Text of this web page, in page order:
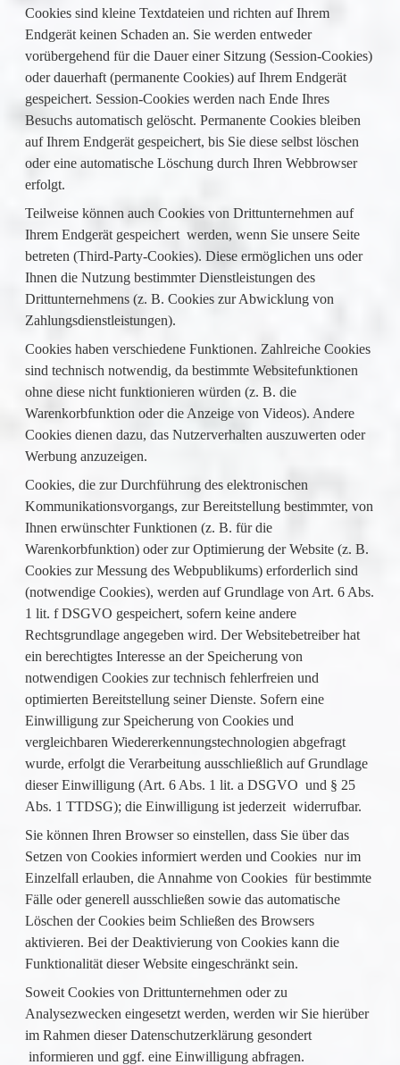
Cookies sind kleine Textdateien und richten auf Ihrem
Endgerät keinen Schaden an. Sie werden entweder
vorübergehend für die Dauer einer Sitzung (Session-Cookies)
oder dauerhaft (permanente Cookies) auf Ihrem Endgerät
gespeichert. Session-Cookies werden nach Ende Ihres
Besuchs automatisch gelöscht. Permanente Cookies bleiben
auf Ihrem Endgerät gespeichert, bis Sie diese selbst löschen
oder eine automatische Löschung durch Ihren Webbrowser
erfolgt.
Teilweise können auch Cookies von Drittunternehmen auf
Ihrem Endgerät gespeichert werden, wenn Sie unsere Seite
betreten (Third-Party-Cookies). Diese ermöglichen uns oder
Ihnen die Nutzung bestimmter Dienstleistungen des
Drittunternehmens (z. B. Cookies zur Abwicklung von
Zahlungsdienstleistungen).
Cookies haben verschiedene Funktionen. Zahlreiche Cookies
sind technisch notwendig, da bestimmte Websitefunktionen
ohne diese nicht funktionieren würden (z. B. die
Warenkorbfunktion oder die Anzeige von Videos). Andere
Cookies dienen dazu, das Nutzerverhalten auszuwerten oder
Werbung anzuzeigen.
Cookies, die zur Durchführung des elektronischen
Kommunikationsvorgangs, zur Bereitstellung bestimmter, von
Ihnen erwünschter Funktionen (z. B. für die
Warenkorbfunktion) oder zur Optimierung der Website (z. B.
Cookies zur Messung des Webpublikums) erforderlich sind
(notwendige Cookies), werden auf Grundlage von Art. 6 Abs.
1 lit. f DSGVO gespeichert, sofern keine andere
Rechtsgrundlage angegeben wird. Der Websitebetreiber hat
ein berechtigtes Interesse an der Speicherung von
notwendigen Cookies zur technisch fehlerfreien und
optimierten Bereitstellung seiner Dienste. Sofern eine
Einwilligung zur Speicherung von Cookies und
vergleichbaren Wiedererkennungstechnologien abgefragt
wurde, erfolgt die Verarbeitung ausschließlich auf Grundlage
dieser Einwilligung (Art. 6 Abs. 1 lit. a DSGVO und § 25
Abs. 1 TTDSG); die Einwilligung ist jederzeit widerrufbar.
Sie können Ihren Browser so einstellen, dass Sie über das
Setzen von Cookies informiert werden und Cookies nur im
Einzelfall erlauben, die Annahme von Cookies für bestimmte
Fälle oder generell ausschließen sowie das automatische
Löschen der Cookies beim Schließen des Browsers
aktivieren. Bei der Deaktivierung von Cookies kann die
Funktionalität dieser Website eingeschränkt sein.
Soweit Cookies von Drittunternehmen oder zu
Analysezwecken eingesetzt werden, werden wir Sie hierüber
im Rahmen dieser Datenschutzerklärung gesondert
informieren und ggf. eine Einwilligung abfragen.